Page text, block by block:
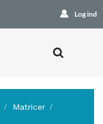
Log ind
Matricer